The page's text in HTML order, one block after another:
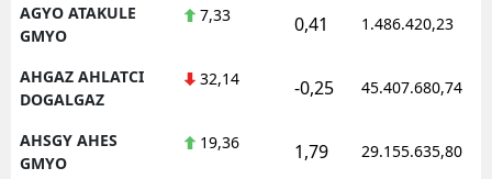
AGYO ATAKULE
GMYO
7,33 0,41 1.486.420,23
AHGAZ AHLATCI
DOGALGAZ
32,14 -0,25 45.407.680,74
AHSGY AHES
GMYO
19,36 1,79 29.155.635,80